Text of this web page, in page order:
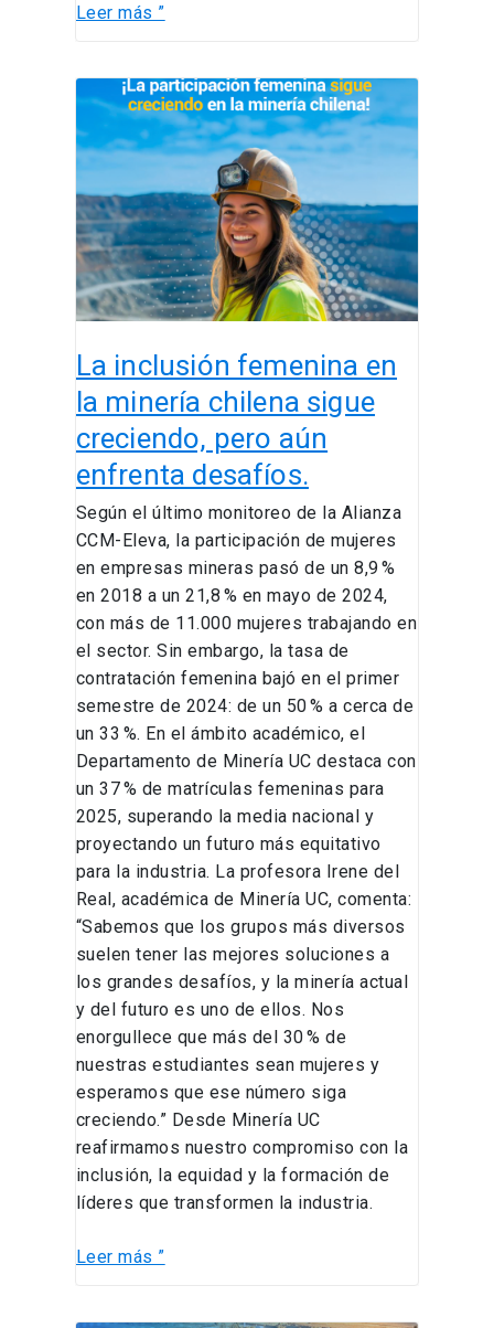
Leer más ”
La inclusión femenina en
la minería chilena sigue
creciendo, pero aún
enfrenta desafíos.
Según el último monitoreo de la Alianza
CCM-Eleva, la participación de mujeres
en empresas mineras pasó de un 8,9 %
en 2018 a un 21,8 % en mayo de 2024,
con más de 11.000 mujeres trabajando en
el sector. Sin embargo, la tasa de
contratación femenina bajó en el primer
semestre de 2024: de un 50 % a cerca de
un 33 %. En el ámbito académico, el
Departamento de Minería UC destaca con
un 37 % de matrículas femeninas para
2025, superando la media nacional y
proyectando un futuro más equitativo
para la industria. La profesora Irene del
Real, académica de Minería UC, comenta:
“Sabemos que los grupos más diversos
suelen tener las mejores soluciones a
los grandes desafíos, y la minería actual
y del futuro es uno de ellos. Nos
enorgullece que más del 30 % de
nuestras estudiantes sean mujeres y
esperamos que ese número siga
creciendo.” Desde Minería UC
reafirmamos nuestro compromiso con la
inclusión, la equidad y la formación de
líderes que transformen la industria.
inclusión
femenina
en
la
minería
chilena
sigue
creciendo,
aún
enfrenta
desafíos.
Leer más ”